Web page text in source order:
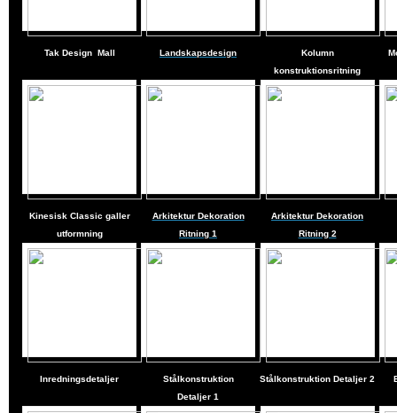
Tak Design Mall Landskapsdesign
Kolumn
konstruktionsritning
Kinesisk Classic galler
utformning
Arkitektur Dekoration
Ritning 1
Arkitektur Dekoration
Ritning 2
Inredningsdetaljer
Stålkonstruktion
Detaljer 1
Stålkonstruktion Detaljer 2